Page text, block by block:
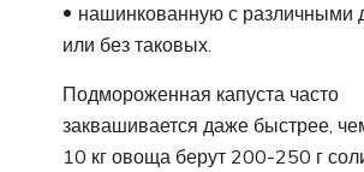
нашинкованную с различными
или без таковых.
Подмороженная капуста часто
заквашивается даже быстрее,
10 кг овоща берут 200-250 г